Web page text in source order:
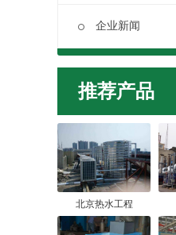
企业新闻
推荐产品
北京热水工程